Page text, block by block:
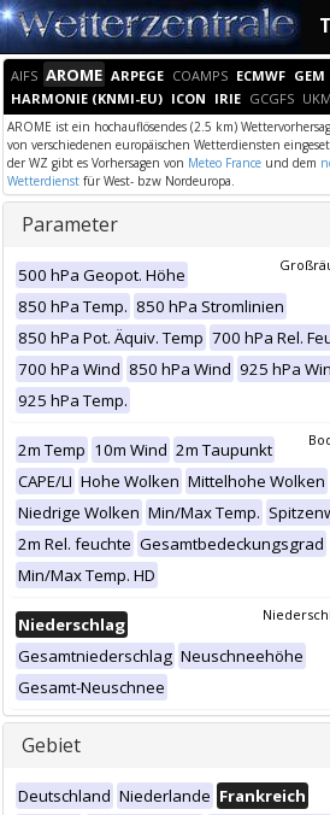
AIFS AROME ARPEGE COAMPS ECMWF GEM
HARMONIE (KNMI-EU) ICON IRIE GCGFS
AROME ist ein hochauflösendes (2.5 km)
von verschiedenen europäischen Wetterdiensten
der WZ gibt es Vorhersagen von Meteo France und dem
Wetterdienst für West- bzw Nordeuropa.
Parameter
500 hPa Geopot. Höhe
850 hPa Temp. 850 hPa Stromlinien
850 hPa Pot. Äquiv. Temp 700 hPa Rel.
700 hPa Wind 850 hPa Wind 925 hPa
925 hPa Temp.
2m Temp 10m Wind 2m Taupunkt
CAPE/LI Hohe Wolken Mittelhohe Wolken
Niedrige Wolken Min/Max Temp.
2m Rel. feuchte Gesamtbedeckungsgrad
Min/Max Temp. HD
Niederschlag
Gesamtniederschlag Neuschneehöhe
Gesamt-Neuschnee
Gebiet
Deutschland Niederlande Frankreich